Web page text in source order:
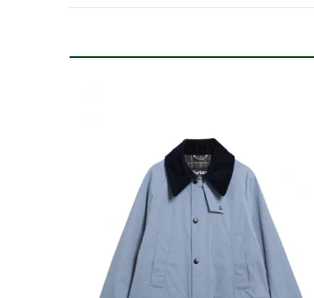
cookies no
mejorarlo.
información
Cookies de
Estas cookies
aspecto que
Cookies de
Estas cookies
atractivos para